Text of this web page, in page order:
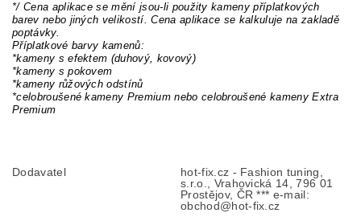
*/ Cena aplikace se mění jsou-li použity kameny příplatkových
barev nebo jiných velikostí. Cena aplikace se kalkuluje na zakladě
poptávky.
Příplatkové barvy kamenů:
*kameny s efektem (duhový, kovový)
*kameny s pokovem
*kameny růžových odstínů
*celobroušené kameny Premium nebo celobroušené kameny Extra
Premium
Dodavatel
hot-fix.cz - Fashion tuning,
s.r.o., Vrahovická 14, 796 01
Prostějov, ČR *** e-mail:
obchod@hot-fix.cz